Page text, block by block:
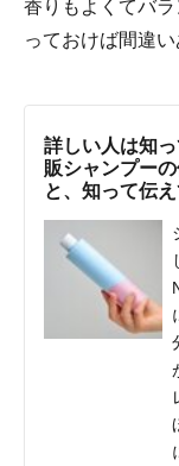
香りもよくてバ
っておけば間違い
詳しい人は知
販シャンプー
と、知って伝え